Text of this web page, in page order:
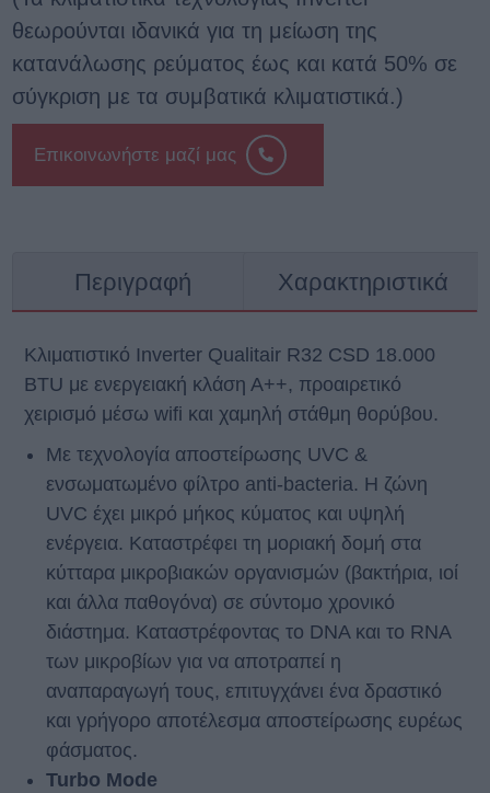
θεωρούνται ιδανικά για τη μείωση της
κατανάλωσης ρεύματος έως και κατά 50% σε
σύγκριση με τα συμβατικά κλιματιστικά.)
Επικοινωνήστε μαζί μας
Περιγραφή Χαρακτηριστικά
Κλιματιστικό Inverter Qualitair R32 CSD 18.000
BTU με ενεργειακή κλάση Α++, προαιρετικό
χειρισμό μέσω wifi και χαμηλή στάθμη θορύβου.
Με τεχνολογία αποστείρωσης UVC &
ενσωματωμένο φίλτρο anti-bacteria. Η ζώνη
UVC έχει μικρό μήκος κύματος και υψηλή
ενέργεια. Καταστρέφει τη μοριακή δομή στα
κύτταρα μικροβιακών οργανισμών (βακτήρια, ιοί
και άλλα παθογόνα) σε σύντομο χρονικό
διάστημα. Καταστρέφοντας το DNA και το RNA
των μικροβίων για να αποτραπεί η
αναπαραγωγή τους, επιτυγχάνει ένα δραστικό
και γρήγορο αποτέλεσμα αποστείρωσης ευρέως
φάσματος.
Turbo Mode